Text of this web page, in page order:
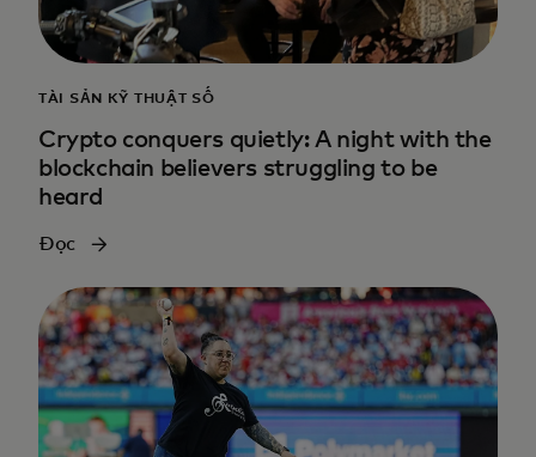
TÀI SẢN KỸ THUẬT SỐ
Crypto conquers quietly: A night with the
blockchain believers struggling to be
heard
Đọc